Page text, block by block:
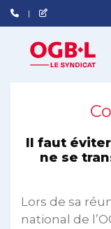
Il faut
ne se
Lors de sa
national de